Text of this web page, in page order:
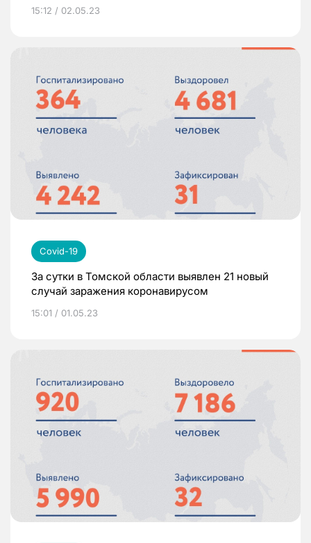
15:12 / 02.05.23
Covid-19
За сутки в Томской области выявлен 21 новый
случай заражения коронавирусом
15:01 / 01.05.23